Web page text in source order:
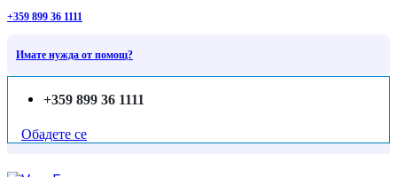
+359 899 36 1111
Имате нужда от помощ?
+359 899 36 1111
Обадете се